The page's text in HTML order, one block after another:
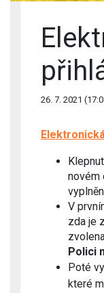
26. 7. 2021
novém
V
zda je
Polici
Poté
které